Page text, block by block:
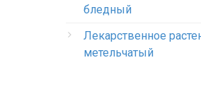
бледный
Лекарственное
метельчатый